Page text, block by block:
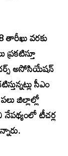
తారీఖు వరకు
అసోసియేషన్
సీఎం
జిల్లాల్లో
టీచర్ల